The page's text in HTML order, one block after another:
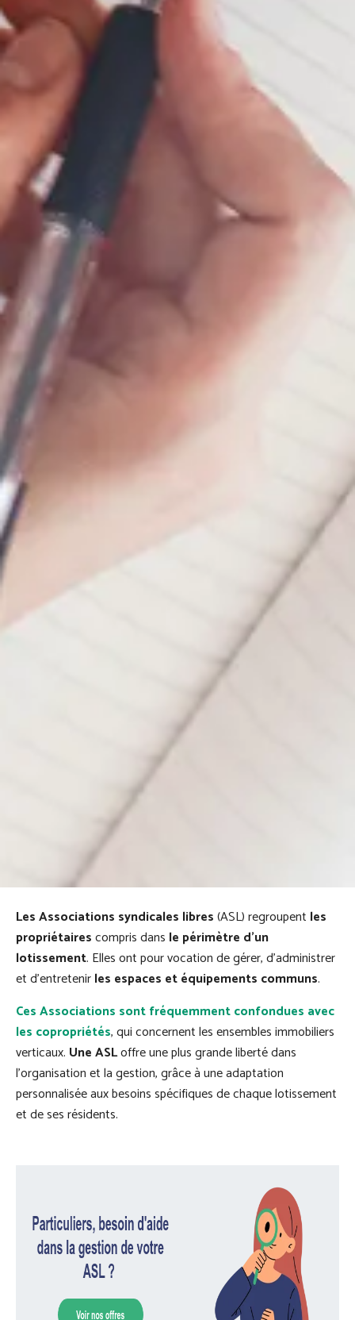
Les Associations syndicales libres(ASL) regroupent les
propriétairescompris dans le périmètre d’un
lotissement. Elles ont pour vocation de gérer, d’administrer
et d’entretenirles espaces et équipements communs.
Ces Associations sont fréquemment confondues avec
les copropriétés, qui concernent les ensembles immobiliers
verticaux. Une ASLoffre une plus grande liberté dans
l’organisation et la gestion, grâce à une adaptation
personnalisée aux besoins spécifiques de chaque lotissement
et de ses résidents.